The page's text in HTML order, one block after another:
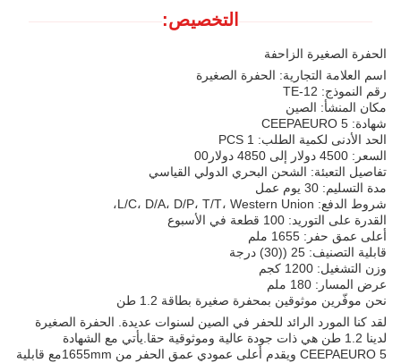
التخصيص:
الحفرة الصغيرة الزاحفة
اسم العلامة التجارية: الحفرة الصغيرة
رقم النموذج: TE-12
مكان المنشأ: الصين
شهادة: CEEPAEURO 5
الحد الأدنى لكمية الطلب: 1 PCS
السعر: 4500 دولار إلى 4850 دولار00
تفاصيل التعبئة: الشحن البحري الدولي القياسي
مدة التسليم: 30 يوم عمل
شروط الدفع: L/C، D/A، D/P، T/T، Western Union،
القدرة على التوريد: 100 قطعة في الأسبوع
أعلى عمق حفر: 1655 ملم
قابلية التصنيف: 25 ((30) درجة
وزن التشغيل: 1200 كجم
عرض المسار: 180 ملم
نحن موفّرين موثوقين بمحفرة صغيرة بطاقة 1.2 طن
لقد كنا المورد الرائد للحفر في الصين لسنوات عديدة. الحفرة الصغيرة
لدينا 1.2 طن هي ذات جودة عالية وموثوقية حقا.يأتي مع الشهادة
CEEPAEURO 5 ويقدم أعلى عمودي عمق الحفر من 1655mmمع قابلية